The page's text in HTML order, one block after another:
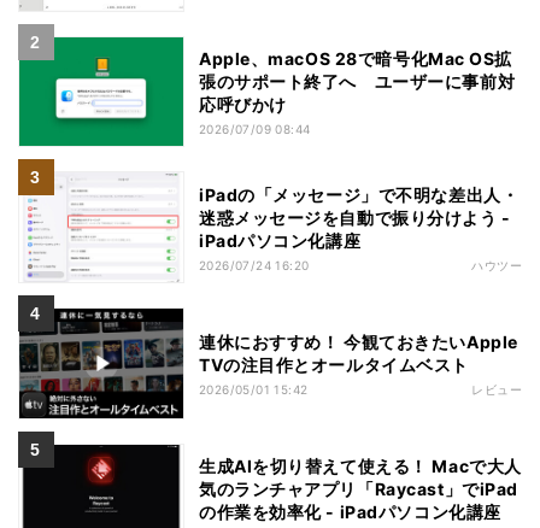
Apple、macOS 28で暗号化Mac OS拡
張のサポート終了へ ユーザーに事前対
応呼びかけ
2026/07/09 08:44
iPadの「メッセージ」で不明な差出人・
迷惑メッセージを自動で振り分けよう -
iPadパソコン化講座
2026/07/24 16:20 ハウツー
連休におすすめ！ 今観ておきたいApple
TVの注目作とオールタイムベスト
2026/05/01 15:42 レビュー
生成AIを切り替えて使える！ Macで大人
気のランチャアプリ「Raycast」でiPad
の作業を効率化 - iPadパソコン化講座